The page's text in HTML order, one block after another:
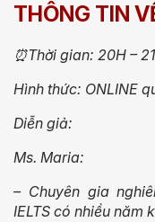
THÔNG TIN
⏰Thời gian: 20H –
Hình thức: ONLINE
‍Diễn giả:
Ms. Maria:
– Chuyên gia
IELTS có nhiều năm